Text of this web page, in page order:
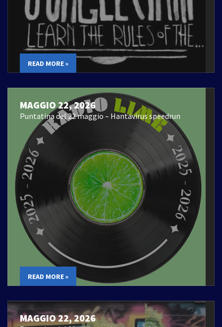
READ MORE »
MAGGIO 22, 2026
Puntatina del 22 maggio – Hantavirus speedrun
READ MORE »
MAGGIO 22, 2026